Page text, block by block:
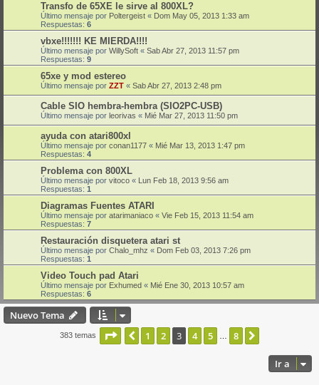
Transfo de 65XE le sirve al 800XL?
Último mensaje por Poltergeist « Dom May 05, 2013 1:33 am
Respuestas: 6
vbxe!!!!!!! KE MIERDA!!!!
Último mensaje por WillySoft « Sab Abr 27, 2013 11:57 pm
Respuestas: 9
65xe y mod estereo
Último mensaje por ZZT « Sab Abr 27, 2013 2:48 pm
Cable SIO hembra-hembra (SIO2PC-USB)
Último mensaje por leorivas « Mié Mar 27, 2013 11:50 pm
ayuda con atari800xl
Último mensaje por conan1177 « Mié Mar 13, 2013 1:47 pm
Respuestas: 4
Problema con 800XL
Último mensaje por vitoco « Lun Feb 18, 2013 9:56 am
Respuestas: 1
Diagramas Fuentes ATARI
Último mensaje por atarimaniaco « Vie Feb 15, 2013 11:54 am
Respuestas: 7
Restauración disquetera atari st
Último mensaje por Chalo_mhz « Dom Feb 03, 2013 7:26 pm
Respuestas: 1
Video Touch pad Atari
Último mensaje por Exhumed « Mié Ene 30, 2013 10:57 am
Respuestas: 6
Nuevo Tema
383 temas Página de
Anterior
1 2 3 4 5 8
Ir a